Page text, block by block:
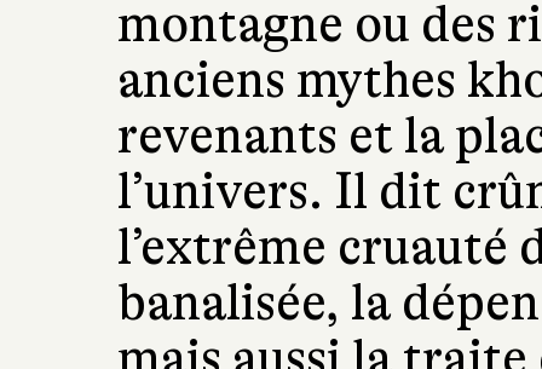
montagne ou des
anciens mythes
revenants et la
l’univers. Il dit
l’extrême cruauté
banalisée, la